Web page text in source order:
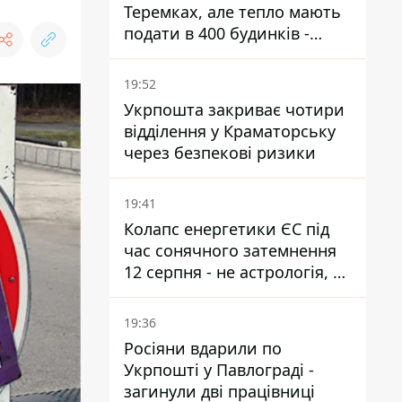
Теремках, але тепло мають
подати в 400 будинків -
депутатка Київради
19:52
Укрпошта закриває чотири
відділення у Краматорську
через безпекові ризики
19:41
Колапс енергетики ЄС під
час сонячного затемнення
12 серпня - не астрологія, у
Брюсселі готуються до
екстрених заходів
19:36
Росіяни вдарили по
Укрпошті у Павлограді -
загинули дві працівниці